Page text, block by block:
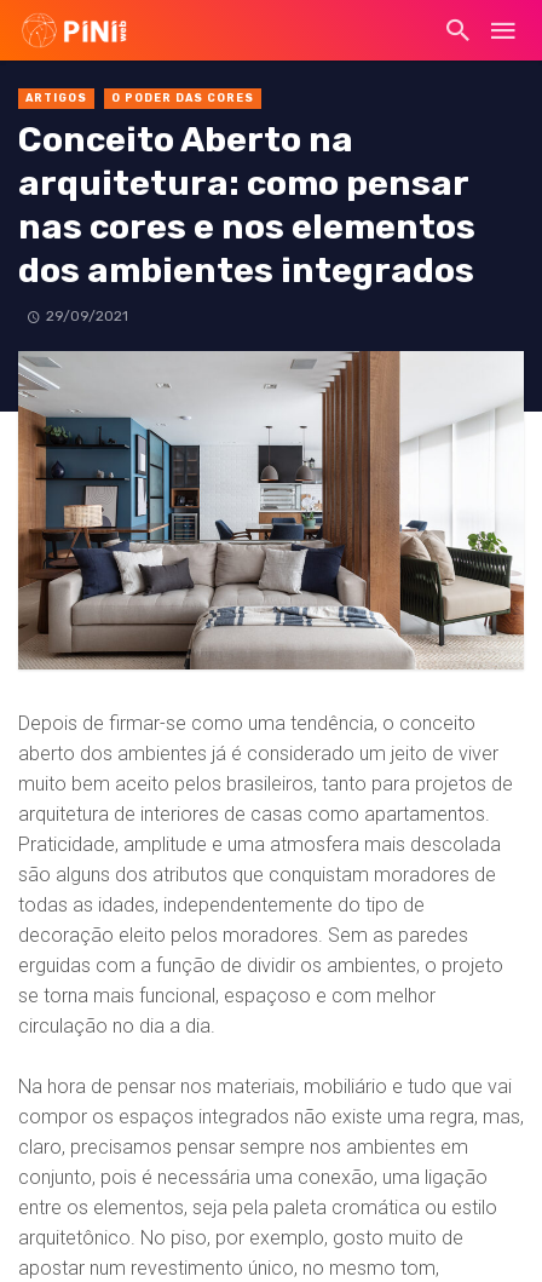
ARTIGOS O PODER DAS CORES
Conceito Aberto na
arquitetura: como pensar
nas cores e nos elementos
dos ambientes integrados
29/09/2021
Depois de firmar-se como uma tendência, o conceito
aberto dos ambientes já é considerado um jeito de viver
muito bem aceito pelos brasileiros, tanto para projetos de
arquitetura de interiores de casas como apartamentos.
Praticidade, amplitude e uma atmosfera mais descolada
são alguns dos atributos que conquistam moradores de
todas as idades, independentemente do tipo de
decoração eleito pelos moradores. Sem as paredes
erguidas com a função de dividir os ambientes, o projeto
se torna mais funcional, espaçoso e com melhor
circulação no dia a dia.
Na hora de pensar nos materiais, mobiliário e tudo que vai
compor os espaços integrados não existe uma regra, mas,
claro, precisamos pensar sempre nos ambientes em
conjunto, pois é necessária uma conexão, uma ligação
entre os elementos, seja pela paleta cromática ou estilo
arquitetônico. No piso, por exemplo, gosto muito de
apostar num revestimento único, no mesmo tom,